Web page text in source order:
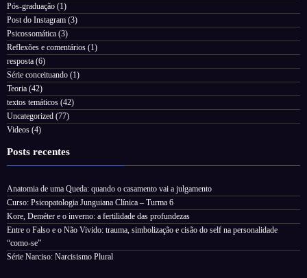
Pós-graduação (1)
Post do Instagram (3)
Psicossomática (3)
Reflexões e comentários (1)
resposta (6)
Série conceituando (1)
Teoria (42)
textos temáticos (42)
Uncategorized (77)
Videos (4)
Posts recentes
Anatomia de uma Queda: quando o casamento vai a julgamento
Curso: Psicopatologia Junguiana Clínica – Turma 6
Kore, Deméter e o inverno: a fertilidade das profundezas
Entre o Falso e o Não Vivido: trauma, simbolização e cisão do self na personalidade
“como-se”
Série Narciso: Narcisismo Plural